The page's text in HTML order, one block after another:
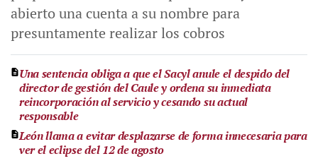
abierto una cuenta a su nombre para
presuntamente realizar los cobros
Una sentencia obliga a que el Sacyl anule el despido del
director de gestión del Caule y ordena su inmediata
reincorporación al servicio y cesando su actual
responsable
León llama a evitar desplazarse de forma innecesaria para
ver el eclipse del 12 de agosto